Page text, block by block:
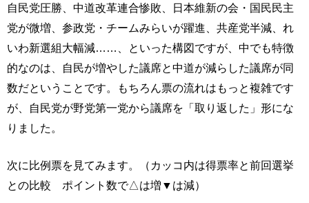
自民党圧勝、中道改革連合惨敗、日本維新の会・国民民主
党が微増、参政党・チームみらいが躍進、共産党半減、れ
いわ新選組大幅減……、といった構図ですが、中でも特徴
的なのは、自民が増やした議席と中道が減らした議席が同
数だということです。もちろん票の流れはもっと複雑です
が、自民党が野党第一党から議席を「取り返した」形にな
りました。
次に比例票を見てみます。（カッコ内は得票率と前回選挙
との比較 ポイント数で△は増▼は減）